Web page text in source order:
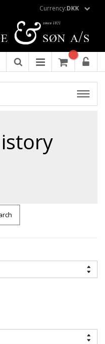
Currency:DKK